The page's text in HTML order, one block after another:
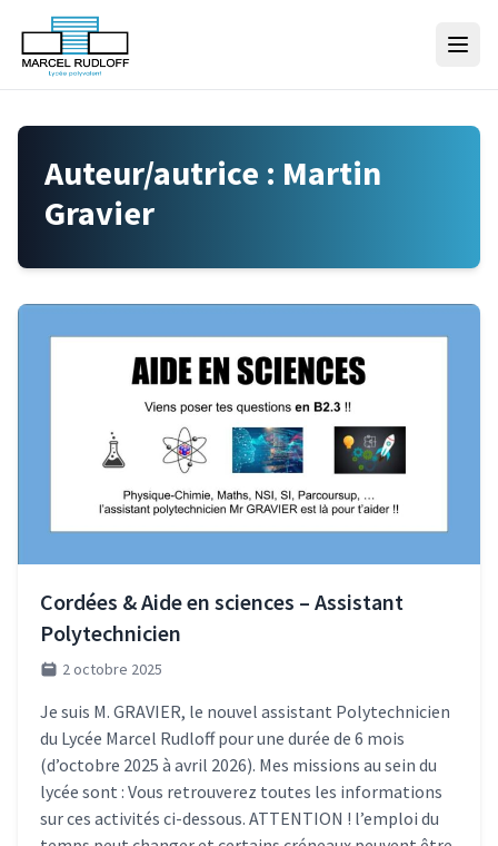
Skip to content
Auteur/autrice : Martin
Gravier
Cordées & Aide en sciences – Assistant
Polytechnicien
2 octobre 2025
Je suis M. GRAVIER, le nouvel assistant Polytechnicien
du Lycée Marcel Rudloff pour une durée de 6 mois
(d’octobre 2025 à avril 2026). Mes missions au sein du
lycée sont : Vous retrouverez toutes les informations
sur ces activités ci-dessous. ATTENTION ! l’emploi du